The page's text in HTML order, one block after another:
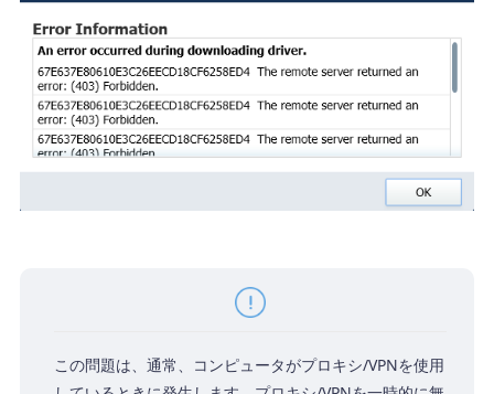
この問題は、通常、コンピュータがプロキシ/VPNを使用